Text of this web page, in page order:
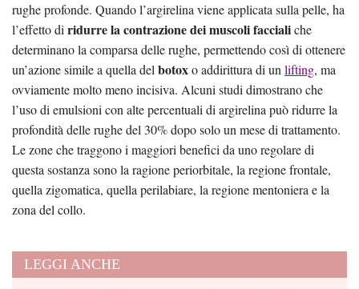
rughe profonde. Quando l’argirelina viene applicata sulla pelle, ha
l’effetto di ridurre la contrazione dei muscoli faccialiche
determinano la comparsa delle rughe, permettendo così di ottenere
un’azione simile a quella del botoxo addirittura di un lifting, ma
ovviamente molto meno incisiva. Alcuni studi dimostrano che
l’uso di emulsioni con alte percentuali di argirelina può ridurre la
profondità delle rughe del 30% dopo solo un mese di trattamento.
Le zone che traggono i maggiori benefici da uno regolare di
questa sostanza sono la ragione periorbitale, la regione frontale,
quella zigomatica, quella perilabiare, la regione mentoniera e la
zona del collo.
LEGGI ANCHE